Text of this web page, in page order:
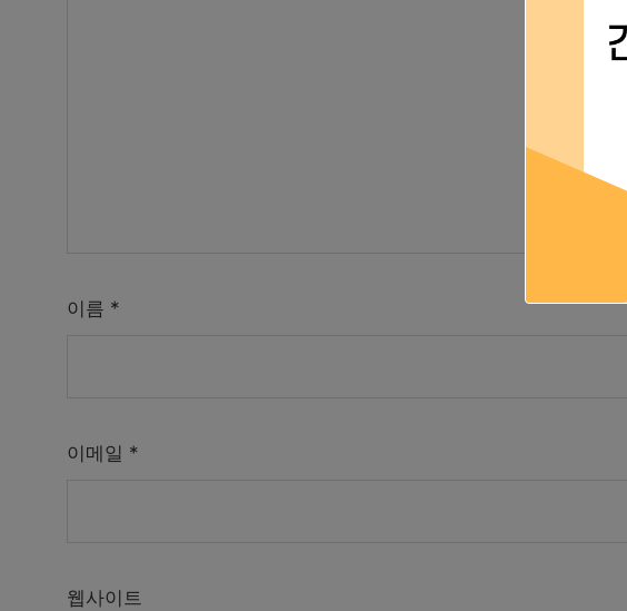
이름 *
이메일 *
웹사이트